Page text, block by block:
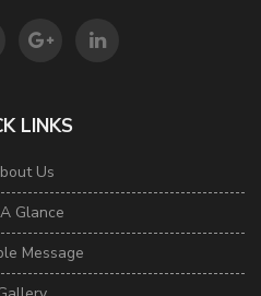
LINKS
Us
Glance
Message